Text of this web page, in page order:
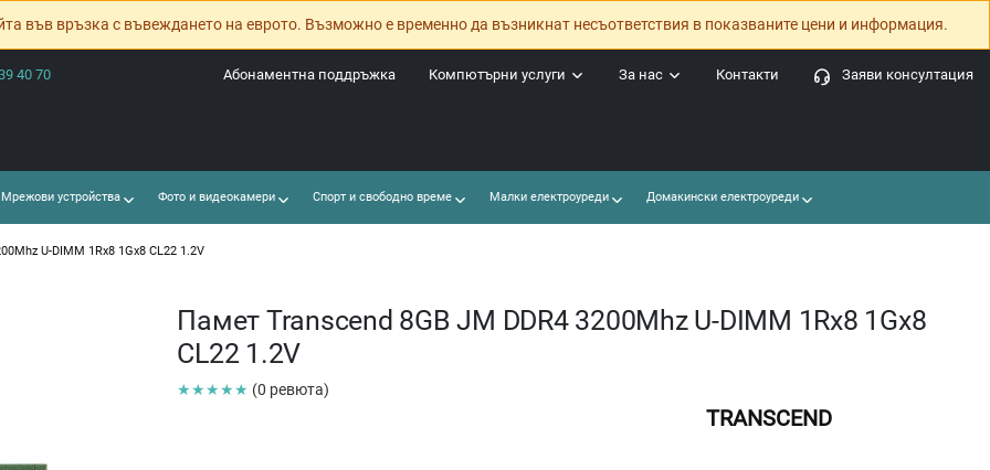
във връзка с въвеждането на еврото. Възможно е временно да възникнат несъответствия в показваните цени и информация.
40 70 Заяви консултация
Контакти
За нас
Компютърни услуги
Абонаментна поддръжка
устройства Фото и видеокамери Спорт и свободно време Малки електроуреди Домакински електроуреди
U-DIMM 1Rx8 1Gx8 CL22 1.2V
Памет Transcend 8GB JM DDR4 3200Mhz U-DIMM 1Rx8 1Gx8
CL22 1.2V
★★★★★ (0 ревюта)
TRANSCEND